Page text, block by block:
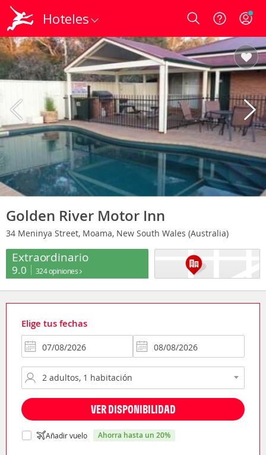
Hoteles Login
Golden River Motor Inn
34 Meninya Street, Moama, New South Wales (Australia)
Extraordinario
9.0 324 opiniones
Elige tus fechas
VER DISPONIBILIDAD
Añadir vuelo ahorra hasta un 20%